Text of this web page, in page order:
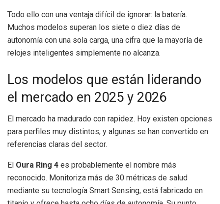
Todo ello con una ventaja difícil de ignorar: la batería.
Muchos modelos superan los siete o diez días de
autonomía con una sola carga, una cifra que la mayoría de
relojes inteligentes simplemente no alcanza.
Los modelos que están liderando
el mercado en 2025 y 2026
El mercado ha madurado con rapidez. Hoy existen opciones
para perfiles muy distintos, y algunas se han convertido en
referencias claras del sector.
El Oura Ring 4 es probablemente el nombre más
reconocido. Monitoriza más de 30 métricas de salud
mediante su tecnología Smart Sensing, está fabricado en